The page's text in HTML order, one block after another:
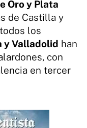
Oro y Plata
de Castilla y
los
y Valladolid han
con
en tercer